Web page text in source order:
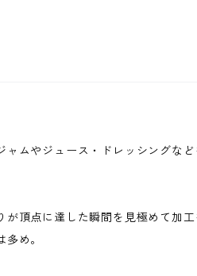
ムやジュース・ドレッシングな
頂点に達した瞬間を見極めて加
め。